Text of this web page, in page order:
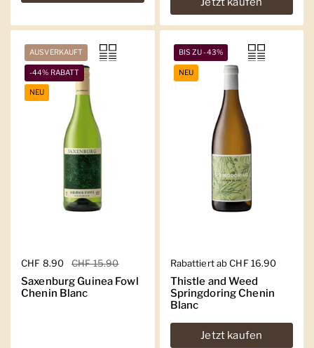
Regulärer Preis
CHF 8.90 Sale-Preis
CHF 15.90
Saxenburg Guinea Fowl
Chenin Blanc
AUSVERKAUFT
-44% RABATT
NEU
Regulärer Preis
Rabattiert ab CHF 16.90
Thistle and Weed
Springdoring Chenin
Blanc
Jetzt kaufen
BIS ZU -43%
NEU